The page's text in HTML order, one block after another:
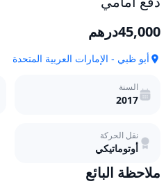
45,000درهم
أبو ظبي - الإمارات العربية المتحدة
السنة
2017
نقل الحركة
أوتوماتيكي
ملاحظة البائع